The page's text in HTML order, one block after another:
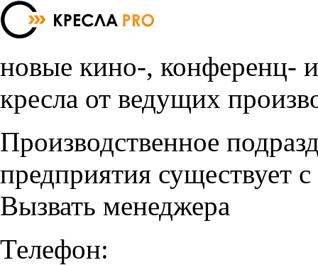
новые кино-, конференц-
кресла от ведущих
Производственное
предприятия существует
Вызвать менеджера
Телефон: